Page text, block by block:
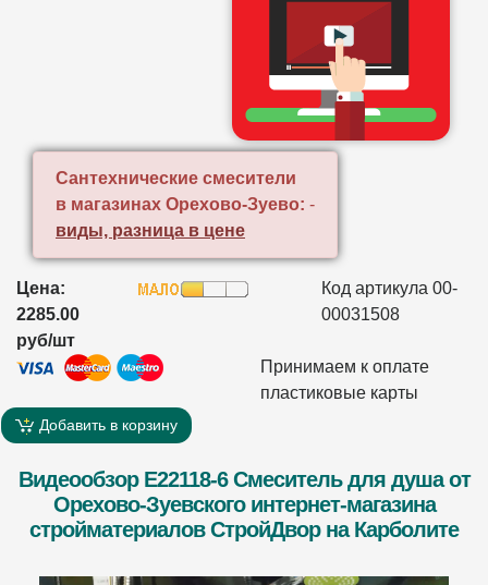
Сантехнические смесители
в магазинах Орехово-Зуево: -
виды, разница в цене
Цена:
2285.00
руб/шт
Код артикула 00-
00031508
Принимаем к оплате
пластиковые карты
Добавить в корзину
Видеообзор E22118-6 Смеситель для душа от
Орехово-Зуевского интернет-магазина
стройматериалов СтройДвор на Карболите